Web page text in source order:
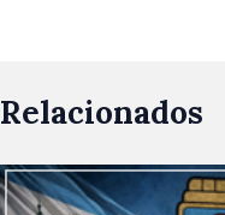
Relacionados